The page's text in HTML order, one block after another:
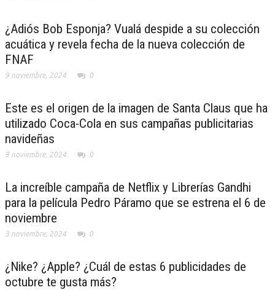
¿Adiós Bob Esponja? Vualá despide a su colección
acuática y revela fecha de la nueva colección de
FNAF
9 noviembre, 2024 0
Este es el origen de la imagen de Santa Claus que ha
utilizado Coca-Cola en sus campañas publicitarias
navideñas
9 noviembre, 2024 0
La increíble campaña de Netflix y Librerías Gandhi
para la película Pedro Páramo que se estrena el 6 de
noviembre
3 noviembre, 2024 0
¿Nike? ¿Apple? ¿Cuál de estas 6 publicidades de
octubre te gusta más?